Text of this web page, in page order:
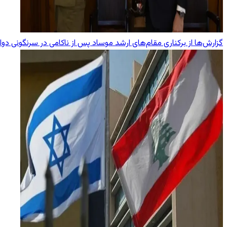
گزارش‌ها از برکناری مقام‌های ارشد موساد پس از ناکامی در سرنگونی